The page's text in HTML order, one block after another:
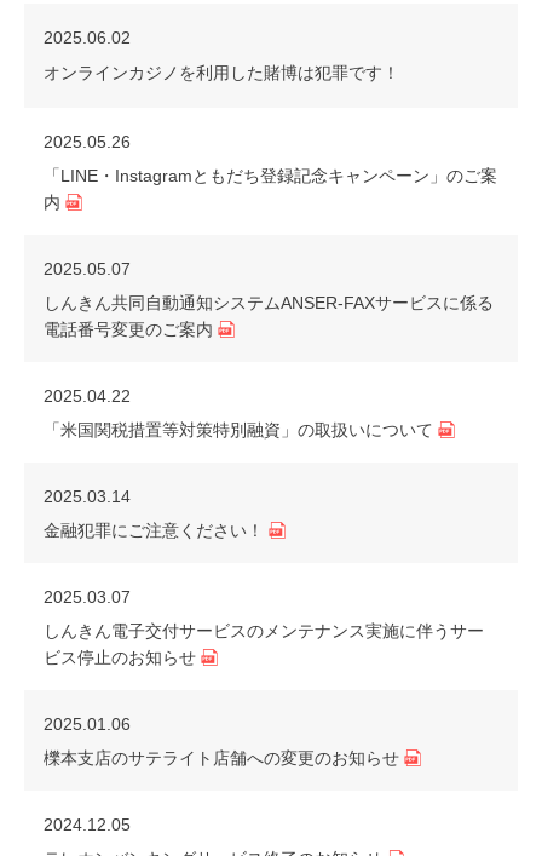
2025.06.02
オンラインカジノを利用した賭博は犯罪です！
2025.05.26
「LINE・Instagramともだち登録記念キャンペーン」のご案
内
2025.05.07
しんきん共同自動通知システムANSER-FAXサービスに係る
電話番号変更のご案内
2025.04.22
「米国関税措置等対策特別融資」の取扱いについて
2025.03.14
金融犯罪にご注意ください！
2025.03.07
しんきん電子交付サービスのメンテナンス実施に伴うサー
ビス停止のお知らせ
2025.01.06
櫟本支店のサテライト店舗への変更のお知らせ
2024.12.05